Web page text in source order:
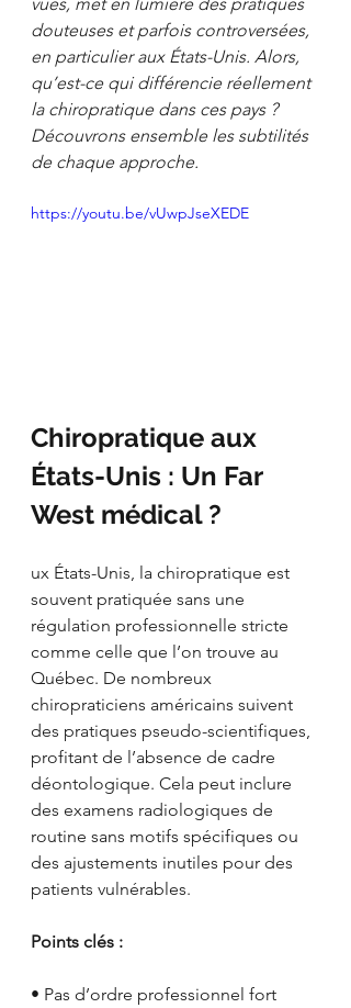
douteuses et parfois controversées,
en particulier aux États-Unis. Alors,
qu’est-ce qui différencie réellement
la chiropratique dans ces pays ?
Découvrons ensemble les subtilités
de chaque approche.
https://youtu.be/vUwpJseXEDE
Chiropratique aux
États-Unis : Un Far
West médical ?
ux États-Unis, la chiropratique est
souvent pratiquée sans une
régulation professionnelle stricte
comme celle que l’on trouve au
Québec. De nombreux
chiropraticiens américains suivent
des pratiques pseudo-scientifiques,
profitant de l’absence de cadre
déontologique. Cela peut inclure
des examens radiologiques de
routine sans motifs spécifiques ou
des ajustements inutiles pour des
patients vulnérables.
Points clés :
• Pas d’ordre professionnel fort